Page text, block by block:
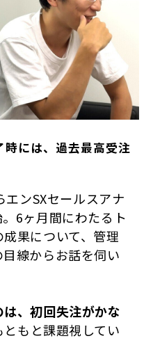
には、過去最高受注
ンSXセールスアナ
6ヶ月間にわたるト
果について、管理
線からお話を伺い
、初回失注がかな
もと課題視してい